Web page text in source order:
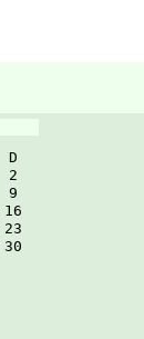
D
2
9
16
23
30